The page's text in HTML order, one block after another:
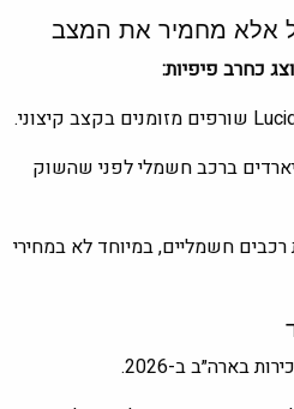
אלא מחמיר את המצב
כחרב פיפיות:
ברכב חשמלי לפני שהשוק
חשמליים, במיוחד לא במחירי